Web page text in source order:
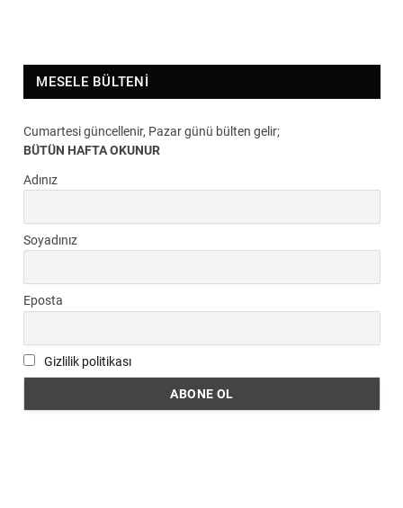
MESELE BÜLTENI
Cumartesi güncellenir, Pazar günü bülten gelir;
BÜTÜN HAFTA OKUNUR
Adınız
Soyadınız
Eposta
Gizlilik politikası